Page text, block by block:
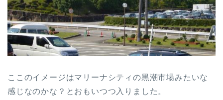
ここのイメージはマリーナシティの黒潮市場みたいな
感じなのかな？とおもいつつ入りました。